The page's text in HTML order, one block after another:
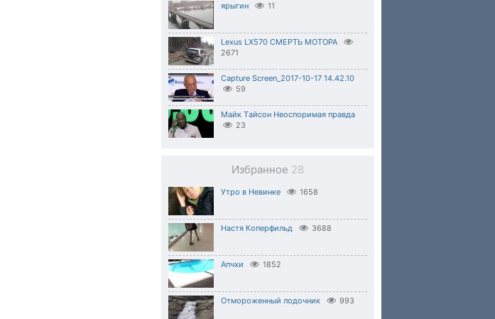
ярыгин 11
Lexus LX570 СМЕРТЬ МОТОРА
2671
Capture Screen_2017-10-17 14.42.10
59
Mайк Tайсон Hеоспоримая прaвда
23
Избранное 28
Утро в Невинке 1658
Настя Коперфильд 3688
Апчхи 1852
Отмороженный лодочник 993